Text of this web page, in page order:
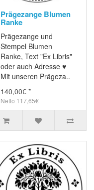
Prägezange Blumen
Ranke
Prägezange und
Stempel Blumen
Ranke, Text "Ex Libris"
oder auch Adresse ♥
Mit unseren Prägeza..
140,00€ *
Netto 117,65€